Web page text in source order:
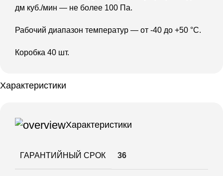
дм куб./мин — не более 100 Па.
Рабочий диапазон температур — от -40 до +50 °С.
Коробка 40 шт.
Характеристики
Характеристики
ГАРАНТИЙНЫЙ СРОК 36